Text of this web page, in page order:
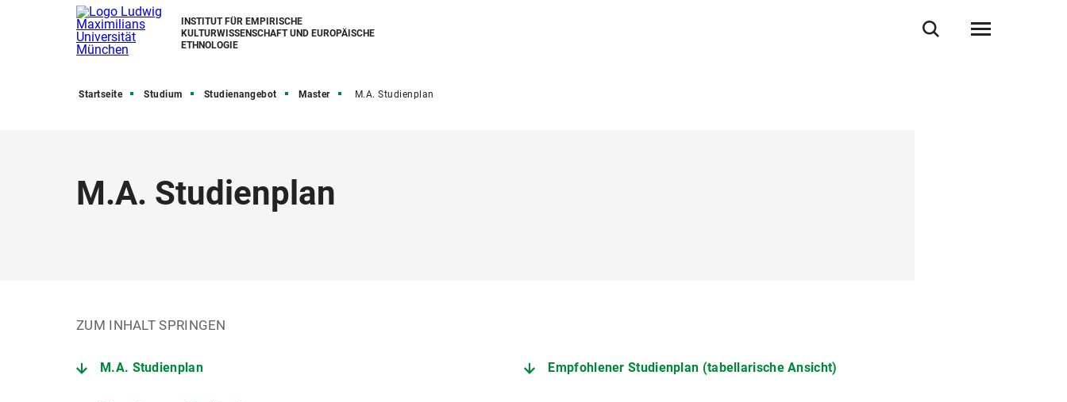
INSTITUT FÜR EMPIRISCHE
KULTURWISSENSCHAFT UND EUROPÄISCHE
ETHNOLOGIE
Startseite Studium Studienangebot Master M.A. Studienplan
M.A. Studienplan
ZUM INHALT SPRINGEN
M.A. Studienplan Empfohlener Studienplan (tabellarische Ansicht)